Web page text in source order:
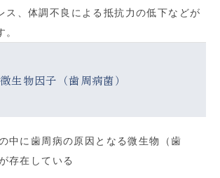
ス、体調不良による抵抗力の低下などが
微生物因子（歯周病菌）
中に歯周病の原因となる微生物（歯
存在している